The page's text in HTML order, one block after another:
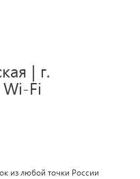
| г.
Fi
из любой точки России